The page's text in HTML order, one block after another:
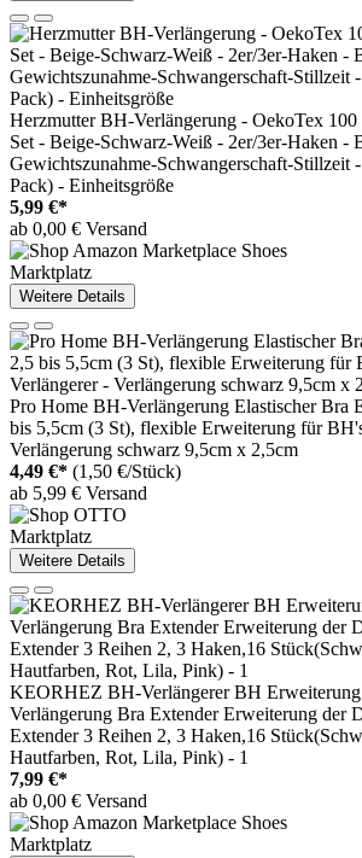
Herzmutter BH-Verlängerung - OekoTex
Set - Beige-Schwarz-Weiß - 2er/3er-Haken -
Gewichtszunahme-Schwangerschaft-Stillzeit
Pack) - Einheitsgröße
5,99 €*
ab 0,00 € Versand
Marktplatz
Weitere Details
Pro Home BH-Verlängerung Elastischer Bra
bis 5,5cm (3 St), flexible Erweiterung für
Verlängerung schwarz 9,5cm x 2,5cm
4,49 €* (1,50 €/Stück)
ab 5,99 € Versand
Marktplatz
Weitere Details
KEORHEZ BH-Verlängerer BH
Verlängerung Bra Extender Erweiterung der
Extender 3 Reihen 2, 3 Haken,16
Hautfarben, Rot, Lila, Pink) - 1
7,99 €*
ab 0,00 € Versand
Marktplatz